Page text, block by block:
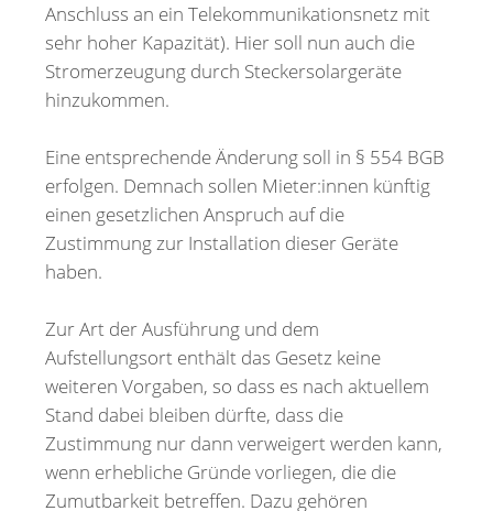
Anschluss an ein Telekommunikationsnetz mit
sehr hoher Kapazität). Hier soll nun auch die
Stromerzeugung durch Steckersolargeräte
hinzukommen.
Eine entsprechende Änderung soll in § 554 BGB
erfolgen. Demnach sollen Mieter:innen künftig
einen gesetzlichen Anspruch auf die
Zustimmung zur Installation dieser Geräte
haben.
Zur Art der Ausführung und dem
Aufstellungsort enthält das Gesetz keine
weiteren Vorgaben, so dass es nach aktuellem
Stand dabei bleiben dürfte, dass die
Zustimmung nur dann verweigert werden kann,
wenn erhebliche Gründe vorliegen, die die
Zumutbarkeit betreffen. Dazu gehören